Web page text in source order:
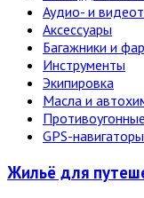
Аудио- и
Аксессуары
Багажники и
Инструменты
Экипировка
Масла и
GPS-навигаторы
Жильё для